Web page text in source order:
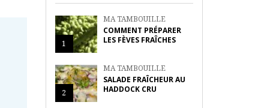
1
MA TAMBOUILLE
COMMENT PRÉPARER
LES FÈVES FRAÎCHES
2
MA TAMBOUILLE
SALADE FRAÎCHEUR AU
HADDOCK CRU